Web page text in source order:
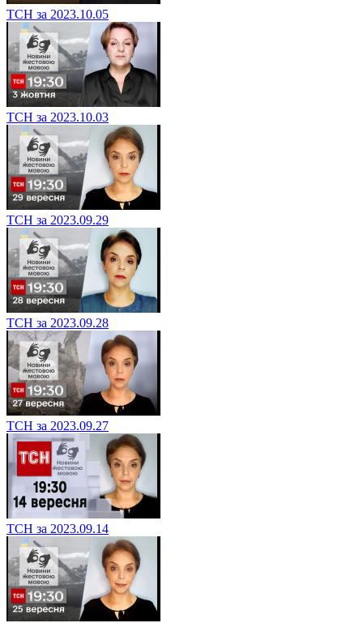
ТСН за 2023.10.05
ТСН за 2023.10.03
ТСН за 2023.09.29
ТСН за 2023.09.28
ТСН за 2023.09.27
ТСН за 2023.09.14